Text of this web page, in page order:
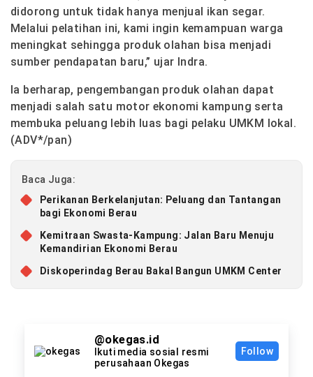
didorong untuk tidak hanya menjual ikan segar.
Melalui pelatihan ini, kami ingin kemampuan warga
meningkat sehingga produk olahan bisa menjadi
sumber pendapatan baru,” ujar Indra.
Ia berharap, pengembangan produk olahan dapat
menjadi salah satu motor ekonomi kampung serta
membuka peluang lebih luas bagi pelaku UMKM lokal.
(ADV*/pan)
Baca Juga:
Perikanan Berkelanjutan: Peluang dan Tantangan
bagi Ekonomi Berau
Kemitraan Swasta-Kampung: Jalan Baru Menuju
Kemandirian Ekonomi Berau
Diskoperindag Berau Bakal Bangun UMKM Center
@okegas.id
Ikuti media sosial resmi
perusahaan Okegas
Follow